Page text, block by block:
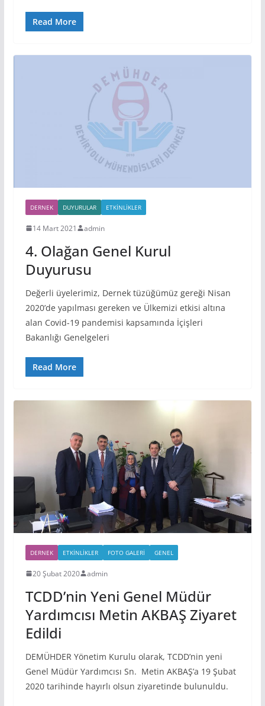
Read More
DERNEK DUYURULAR ETKINLIKLER
14 Mart 2021 admin
4. Olağan Genel Kurul
Duyurusu
Değerli üyelerimiz, Dernek tüzüğümüz gereği Nisan
2020’de yapılması gereken ve Ülkemizi etkisi altına
alan Covid-19 pandemisi kapsamında İçişleri
Bakanlığı Genelgeleri
Read More
DERNEK ETKINLIKLER FOTO GALERI GENEL
20 Şubat 2020 admin
TCDD’nin Yeni Genel Müdür
Yardımcısı Metin AKBAŞ Ziyaret
Edildi
DEMÜHDER Yönetim Kurulu olarak, TCDD’nin yeni
Genel Müdür Yardımcısı Sn. Metin AKBAŞ’a 19 Şubat
2020 tarihinde hayırlı olsun ziyaretinde bulunuldu.